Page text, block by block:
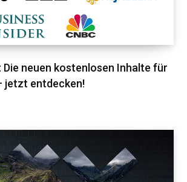
Die neuen kostenlosen Inhalte für
jetzt entdecken!